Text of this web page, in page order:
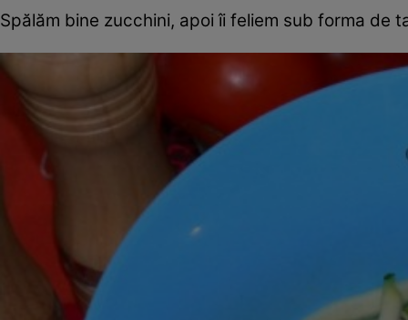
Spălăm bine zucchini, apoi îi feliem sub forma de